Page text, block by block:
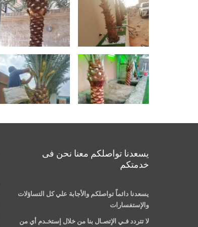
يسعدنا تواصلكم معنا نحن فى
خدمتكم
يسعدنا دائماً تواصلكم والأجابة علي كل التساؤلات
والإستفسارات
لا تتردد فـي الإتصـال بنا من خلال إستخـدم أي من